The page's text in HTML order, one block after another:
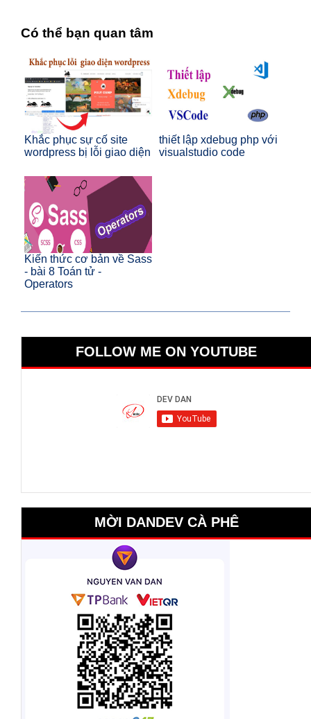
Có thể bạn quan tâm
Khắc phục sự cố site
wordpress bị lỗi giao diện
thiết lập xdebug php với
visualstudio code
Kiến thức cơ bản về Sass
- bài 8 Toán tử -
Operators
FOLLOW ME ON YOUTUBE
MỜI DANDEV CÀ PHÊ